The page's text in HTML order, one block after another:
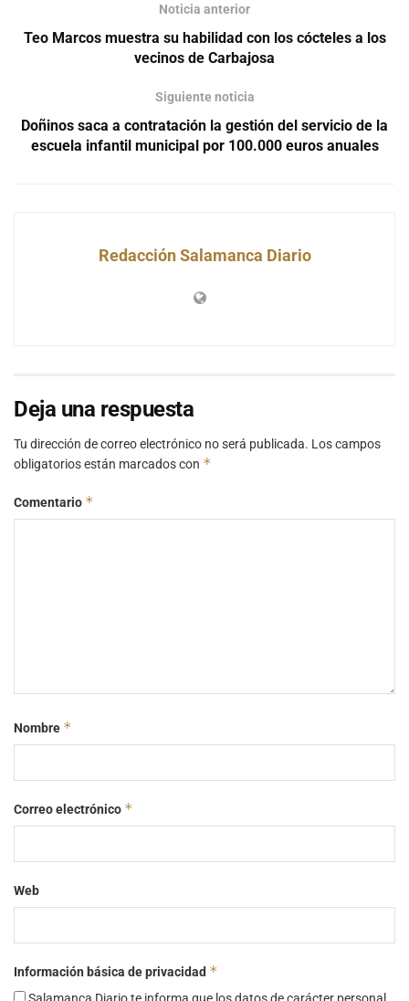
Noticia anterior
Teo Marcos muestra su habilidad con los cócteles a los
vecinos de Carbajosa
Siguiente noticia
Doñinos saca a contratación la gestión del servicio de la
escuela infantil municipal por 100.000 euros anuales
Redacción Salamanca Diario
Deja una respuesta
Tu dirección de correo electrónico no será publicada. Los campos
obligatorios están marcados con *
Comentario *
Nombre *
Correo electrónico *
Web
Información básica de privacidad *
Salamanca Diario te informa que los datos de carácter personal